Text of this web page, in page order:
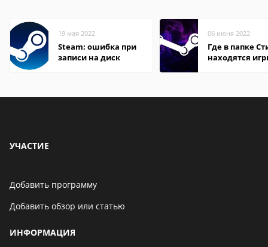
19 мая 2022
Steam: ошибка при
записи на диск
06 июня 2022
Где в папке
находятся
УЧАСТИЕ
Добавить программу
Добавить обзор или статью
ИНФОРМАЦИЯ